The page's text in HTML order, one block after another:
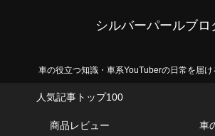
シルバーパールブロ
車の役立つ知識・車系YouTuberの日常を届
人気記事トップ100
商品レビュー 車